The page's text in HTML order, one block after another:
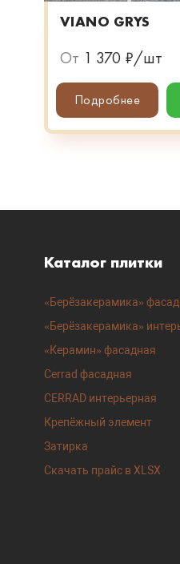
VIANO GRYS
От 1 370 ₽/шт
Подробнее
Каталог плитки
«Берёзакерамика»
«Берёзакерамика»
«Керамин» фасадная
Cerrad фасадная
CERRAD интерьерная
Крепёжный элемент
Затирка
Скачать прайс в XLSX